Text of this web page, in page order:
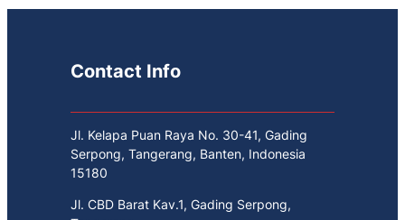
Contact Info
Jl. Kelapa Puan Raya No. 30-41, Gading
Serpong, Tangerang, Banten, Indonesia
15180
Jl. CBD Barat Kav.1, Gading Serpong,